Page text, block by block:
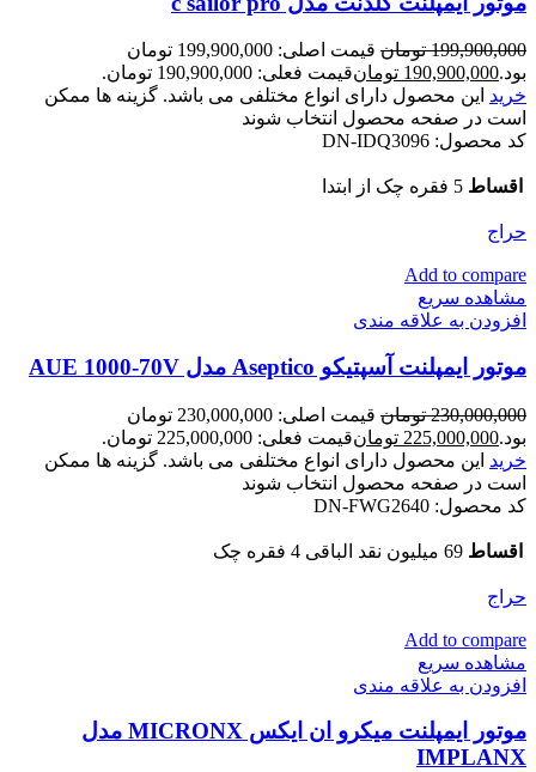
199,900,000 تومان
قیمت اصلی: 199,900,000 تومان
بود.190,900,000 تومانقیمت فعلی: 190,900,000 تومان.
خرید این محصول دارای انواع مختلفی می باشد. گزینه ها ممکن
است در صفحه محصول انتخاب شوند
کد محصول: DN-IDQ3096
اقساط 5 فقره چک از ابتدا
حراج
Add to compare
مشاهده سریع
افزودن به علاقه مندی
موتور ایمپلنت آسپتیکو Aseptico مدل AUE 1000-70V
230,000,000 تومان
قیمت اصلی: 230,000,000 تومان
بود.225,000,000 تومانقیمت فعلی: 225,000,000 تومان.
خرید این محصول دارای انواع مختلفی می باشد. گزینه ها ممکن
است در صفحه محصول انتخاب شوند
کد محصول: DN-FWG2640
اقساط 69 میلیون نقد الباقی 4 فقره چک
حراج
Add to compare
مشاهده سریع
افزودن به علاقه مندی
موتور ایمپلنت میکرو ان ایکس MICRONX مدل
IMPLANX